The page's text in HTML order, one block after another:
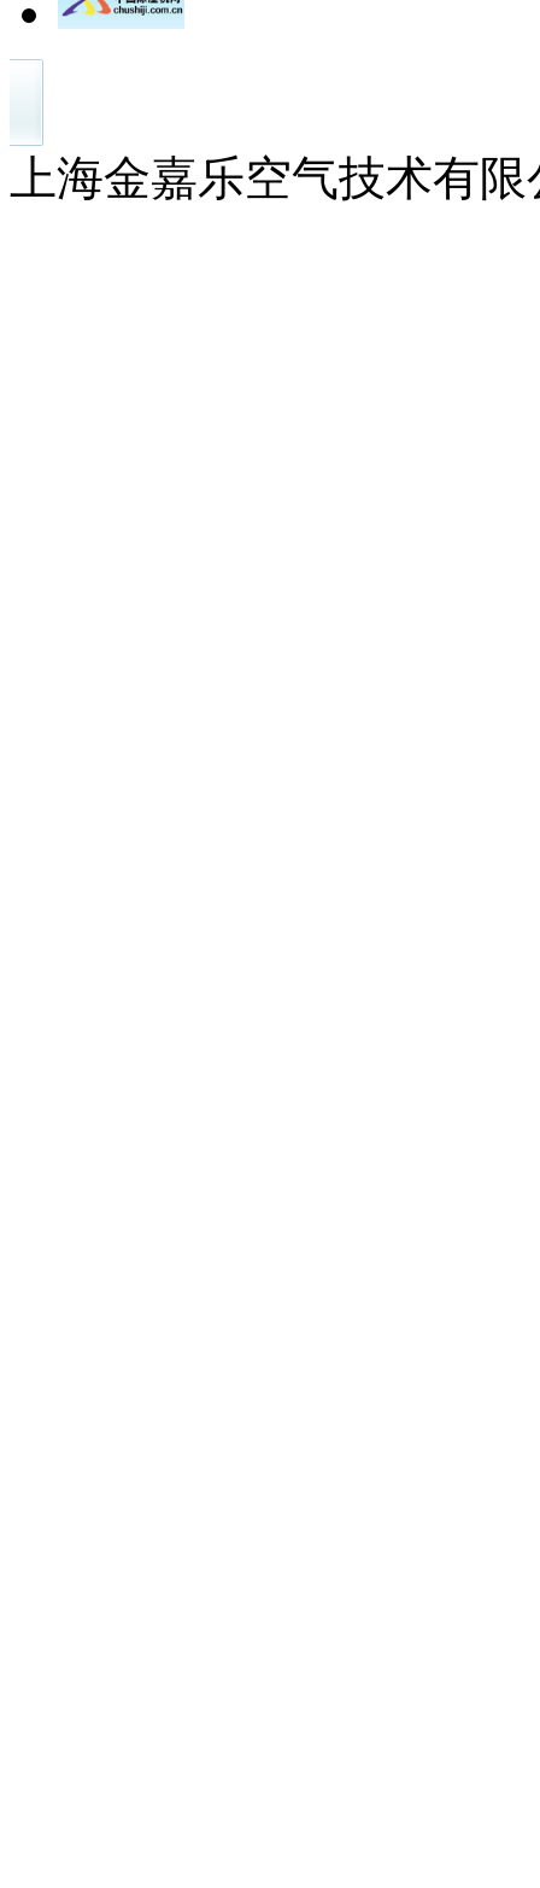
上海金嘉乐空气技术有